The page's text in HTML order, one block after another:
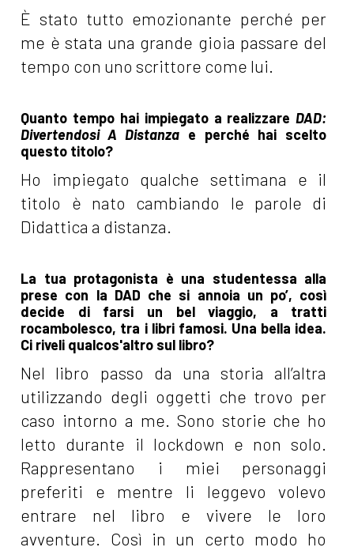
È stato tutto emozionante perché per
me è stata una grande gioia passare del
tempo con uno scrittore come lui.
Quanto tempo hai impiegato a realizzareDAD:
Divertendosi A Distanzae perché hai scelto
questo titolo?
Ho impiegato qualche settimana e il
titolo è nato cambiando le parole di
Didattica a distanza.
La tua protagonista è una studentessa alla
prese con la DAD che si annoia un po’, così
decide di farsi un bel viaggio, a tratti
rocambolesco, tra i libri famosi. Una bella idea.
Ci riveli qualcos'altro sul libro?
Nel libro passo da una storia all’altra
utilizzando degli oggetti che trovo per
caso intorno a me. Sono storie che ho
letto durante il lockdown e non solo.
Rappresentano i miei personaggi
preferiti e mentre li leggevo volevo
entrare nel libro e vivere le loro
avventure. Così in un certo modo ho